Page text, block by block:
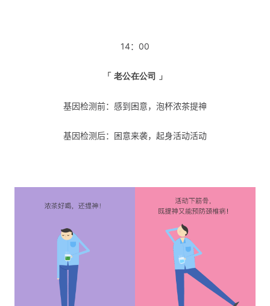
14：00
「 老公在公司 」
基因检测前：感到困意，泡杯浓茶提神
基因检测后：困意来袭，起身活动活动